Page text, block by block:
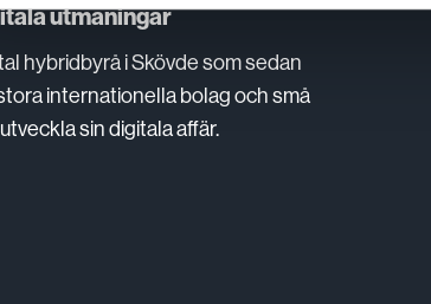
utmaningar
hybridbyrå i Skövde som sedan
internationella bolag och små
sin digitala affär.